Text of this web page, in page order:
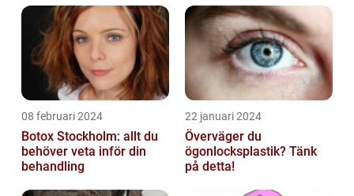
08 februari 2024
Botox Stockholm: allt du
behöver veta inför din
behandling
22 januari 2024
Överväger du
ögonlocksplastik? Tänk
på detta!